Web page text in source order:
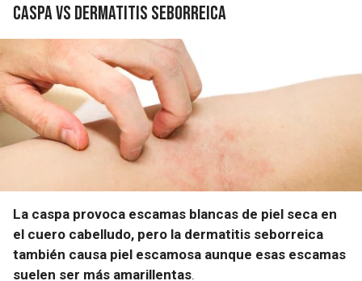
Caspa vs dermatitis seborreica
La caspa provoca escamas blancas de piel seca en
el cuero cabelludo, pero la dermatitis seborreica
también causa piel escamosa aunque esas escamas
suelen ser más amarillentas.